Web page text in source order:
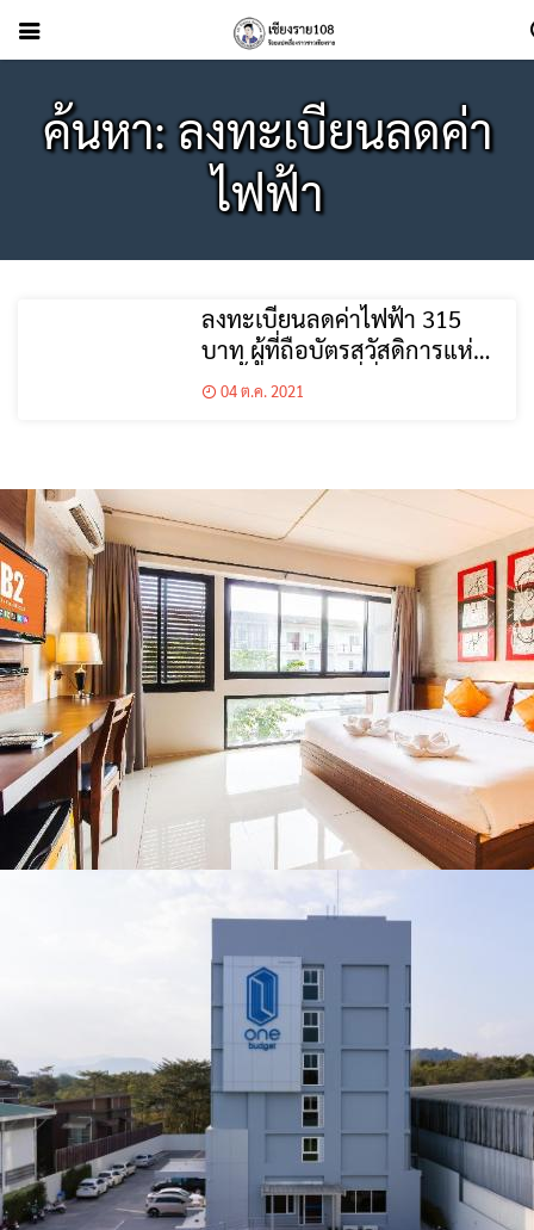
ค้นหา: ลงทะเบียนลดค่า
ไฟฟ้า
ลงทะเบียนลดค่าไฟฟ้า 315
บาท ผู้ที่ถือบัตรสวัสดิการแห่ง
รัฐ ขั้นตอน เช็คที่นี่
04 ต.ค. 2021